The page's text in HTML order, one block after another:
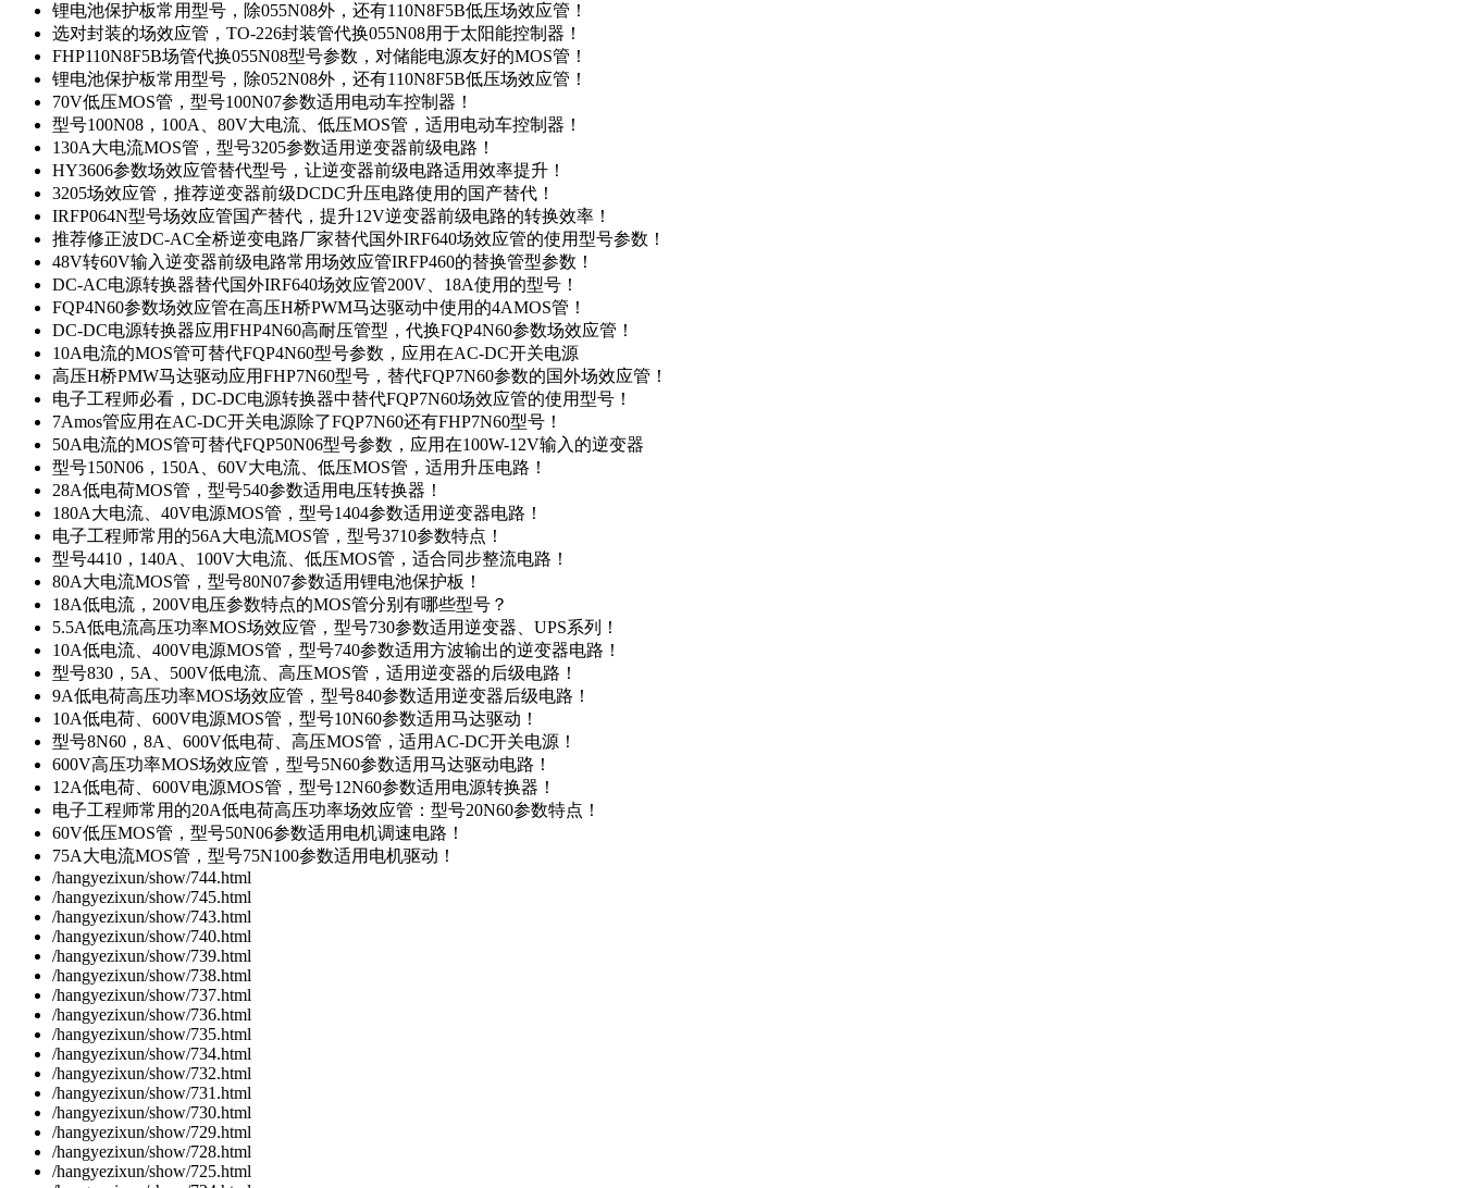
锂电池保护板常用型号，除055N08外，还有110N8F5B低压场效应管！
选对封装的场效应管，TO-226封装管代换055N08用于太阳能控制器！
FHP110N8F5B场管代换055N08型号参数，对储能电源友好的MOS管！
锂电池保护板常用型号，除052N08外，还有110N8F5B低压场效应管！
70V低压MOS管，型号100N07参数适用电动车控制器！
型号100N08，100A、80V大电流、低压MOS管，适用电动车控制器！
130A大电流MOS管，型号3205参数适用逆变器前级电路！
HY3606参数场效应管替代型号，让逆变器前级电路适用效率提升！
3205场效应管，推荐逆变器前级DCDC升压电路使用的国产替代！
IRFP064N型号场效应管国产替代，提升12V逆变器前级电路的转换效率！
推荐修正波DC-AC全桥逆变电路厂家替代国外IRF640场效应管的使用型号参数！
48V转60V输入逆变器前级电路常用场效应管IRFP460的替换管型参数！
DC-AC电源转换器替代国外IRF640场效应管200V、18A使用的型号！
FQP4N60参数场效应管在高压H桥PWM马达驱动中使用的4AMOS管！
DC-DC电源转换器应用FHP4N60高耐压管型，代换FQP4N60参数场效应管！
10A电流的MOS管可替代FQP4N60型号参数，应用在AC-DC开关电源
高压H桥PMW马达驱动应用FHP7N60型号，替代FQP7N60参数的国外场效应管！
电子工程师必看，DC-DC电源转换器中替代FQP7N60场效应管的使用型号！
7Amos管应用在AC-DC开关电源除了FQP7N60还有FHP7N60型号！
50A电流的MOS管可替代FQP50N06型号参数，应用在100W-12V输入的逆变器
型号150N06，150A、60V大电流、低压MOS管，适用升压电路！
28A低电荷MOS管，型号540参数适用电压转换器！
180A大电流、40V电源MOS管，型号1404参数适用逆变器电路！
电子工程师常用的56A大电流MOS管，型号3710参数特点！
型号4410，140A、100V大电流、低压MOS管，适合同步整流电路！
80A大电流MOS管，型号80N07参数适用锂电池保护板！
18A低电流，200V电压参数特点的MOS管分别有哪些型号？
5.5A低电流高压功率MOS场效应管，型号730参数适用逆变器、UPS系列！
10A低电流、400V电源MOS管，型号740参数适用方波输出的逆变器电路！
型号830，5A、500V低电流、高压MOS管，适用逆变器的后级电路！
9A低电荷高压功率MOS场效应管，型号840参数适用逆变器后级电路！
10A低电荷、600V电源MOS管，型号10N60参数适用马达驱动！
型号8N60，8A、600V低电荷、高压MOS管，适用AC-DC开关电源！
600V高压功率MOS场效应管，型号5N60参数适用马达驱动电路！
12A低电荷、600V电源MOS管，型号12N60参数适用电源转换器！
电子工程师常用的20A低电荷高压功率场效应管：型号20N60参数特点！
60V低压MOS管，型号50N06参数适用电机调速电路！
75A大电流MOS管，型号75N100参数适用电机驱动！
/hangyezixun/show/744.html
/hangyezixun/show/745.html
/hangyezixun/show/743.html
/hangyezixun/show/740.html
/hangyezixun/show/739.html
/hangyezixun/show/738.html
/hangyezixun/show/737.html
/hangyezixun/show/736.html
/hangyezixun/show/735.html
/hangyezixun/show/734.html
/hangyezixun/show/732.html
/hangyezixun/show/731.html
/hangyezixun/show/730.html
/hangyezixun/show/729.html
/hangyezixun/show/728.html
/hangyezixun/show/725.html